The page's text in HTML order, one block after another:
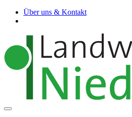
Über uns & Kontakt